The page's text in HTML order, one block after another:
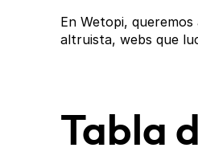
En Wetopi,
altruista, webs que
Tabla